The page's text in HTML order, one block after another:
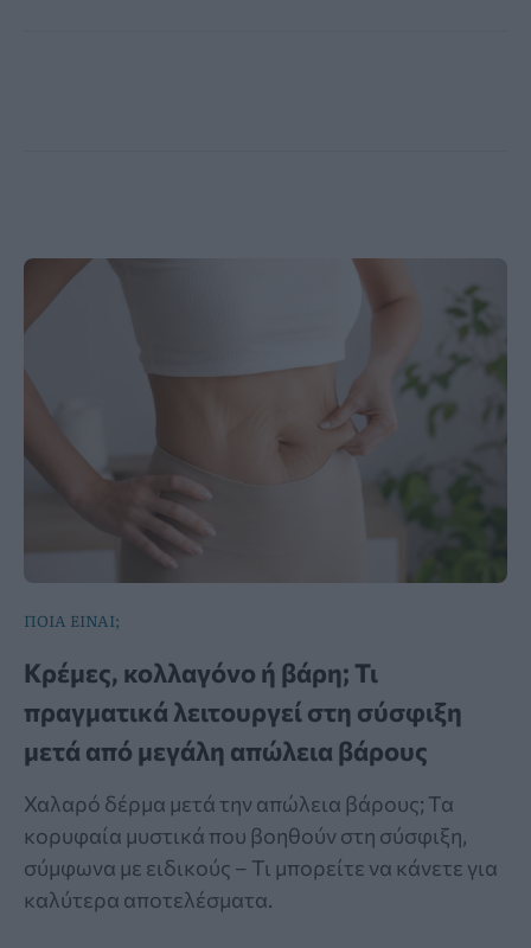
ΠΟΙΑ ΕΙΝΑΙ;
Κρέμες, κολλαγόνο ή βάρη; Τι
πραγματικά λειτουργεί στη σύσφιξη
μετά από μεγάλη απώλεια βάρους
Χαλαρό δέρμα μετά την απώλεια βάρους; Τα
κορυφαία μυστικά που βοηθούν στη σύσφιξη,
σύμφωνα με ειδικούς – Τι μπορείτε να κάνετε για
καλύτερα αποτελέσματα.